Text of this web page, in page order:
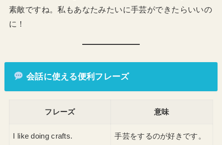
素敵ですね。私もあなたみたいに手芸ができたらいいの
に！
会話に使える便利フレーズ
フレーズ 意味
I like doing crafts. 手芸をするのが好きです。